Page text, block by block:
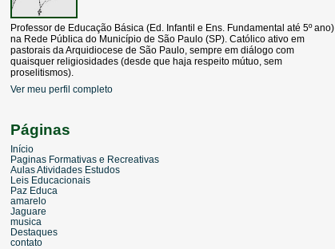
Professor de Educação Básica (Ed. Infantil e Ens. Fundamental até 5º ano)
na Rede Pública do Município de São Paulo (SP). Católico ativo em
pastorais da Arquidiocese de São Paulo, sempre em diálogo com
quaisquer religiosidades (desde que haja respeito mútuo, sem
proselitismos).
Ver meu perfil completo
Páginas
Início
Paginas Formativas e Recreativas
Aulas Atividades Estudos
Leis Educacionais
Paz Educa
amarelo
Jaguare
musica
Destaques
contato